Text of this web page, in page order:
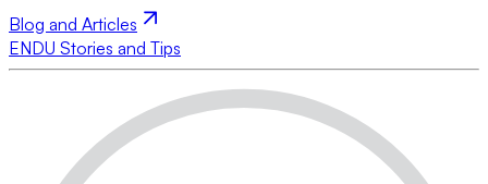
Blog and Articles
ENDU Stories and Tips